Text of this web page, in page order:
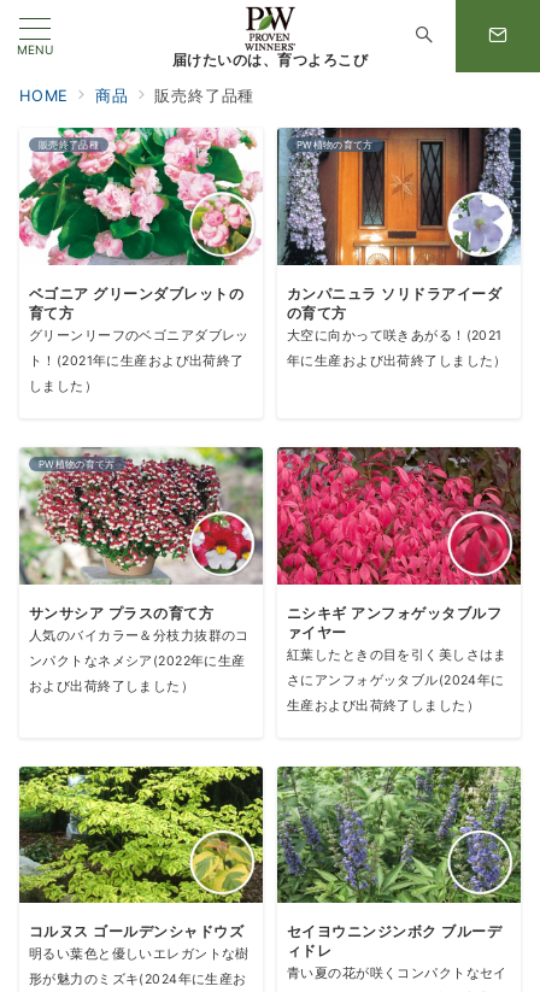
MENU
届けたいのは、育つよろこび
HOME 商品 販売終了品種
販売終了品種
ベゴニア グリーンダブレットの
育て方
グリーンリーフのベゴニアダブレッ
ト！(2021年に生産および出荷終了
しました）
PW植物の育て方
カンパニュラ ソリドラアイーダ
の育て方
大空に向かって咲きあがる！(2021
年に生産および出荷終了しました）
PW植物の育て方
サンサシア プラスの育て方
人気のバイカラー＆分枝力抜群のコ
ンパクトなネメシア(2022年に生産
および出荷終了しました）
ニシキギ アンフォゲッタブルフ
ァイヤー
紅葉したときの目を引く美しさはま
さにアンフォゲッタブル(2024年に
生産および出荷終了しました）
コルヌス ゴールデンシャドウズ
明るい葉色と優しいエレガントな樹
形が魅力のミズキ(2024年に生産お
セイヨウニンジンボク ブルーデ
ィドレ
青い夏の花が咲くコンパクトなセイ